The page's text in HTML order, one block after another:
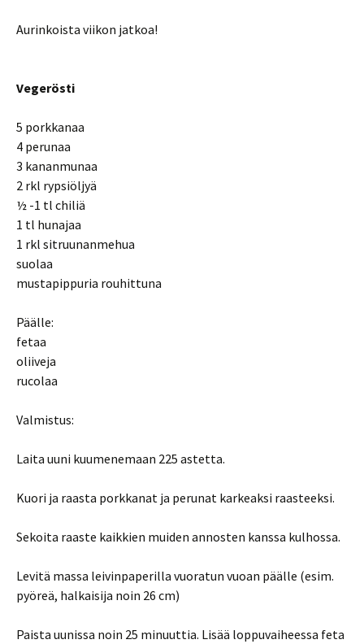
Aurinkoista viikon jatkoa!
Vegerösti
5 porkkanaa
4 perunaa
3 kananmunaa
2 rkl rypsiöljyä
½ -1 tl chiliä
1 tl hunajaa
1 rkl sitruunanmehua
suolaa
mustapippuria rouhittuna
Päälle:
fetaa
oliiveja
rucolaa
Valmistus:
Laita uuni kuumenemaan 225 astetta.
Kuori ja raasta porkkanat ja perunat karkeaksi raasteeksi.
Sekoita raaste kaikkien muiden annosten kanssa kulhossa.
Levitä massa leivinpaperilla vuoratun vuoan päälle (esim.
pyöreä, halkaisija noin 26 cm)
Paista uunissa noin 25 minuuttia. Lisää loppuvaiheessa feta